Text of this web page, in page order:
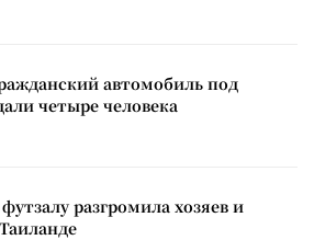
автомобиль под
четыре человека
разгромила хозяев и